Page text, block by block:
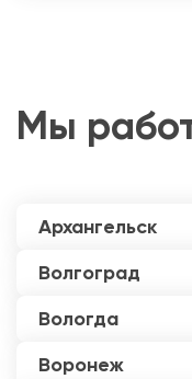
Мы
Архангельск
Волгоград
Вологда
Воронеж